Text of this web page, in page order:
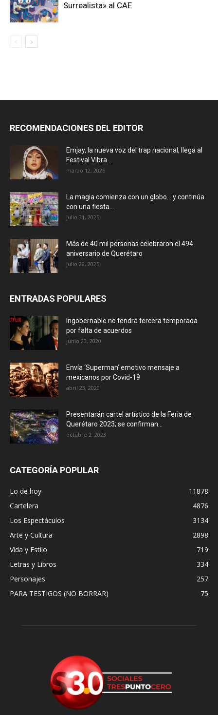
Surrealista» al CAE
RECOMENDACIONES DEL EDITOR
Emjay, la nueva voz del trap nacional, llega al
Festival Vibra...
marzo 12, 2026
La magia comienza con un globo… y continúa
con una fiesta...
julio 31, 2025
Más de 40 mil personas celebraron el 494
aniversario de Querétaro
julio 29, 2025
ENTRADAS POPULARES
Ingobernable no tendrá tercera temporada
por falta de acuerdos
junio 20, 2020
Envía ‘Superman’ emotivo mensaje a
mexicanos por Covid-19
abril 23, 2020
Presentarán cartel artístico de la Feria de
Querétaro 2023; se confirman...
octubre 2, 2023
CATEGORÍA POPULAR
Lo de hoy
11878
Cartelera
4876
Los Espectáculos
3134
Arte y Cultura
2898
Vida y Estilo
719
Letras y Libros
334
Personajes
257
PARA TESTIGOS (NO BORRAR)
75